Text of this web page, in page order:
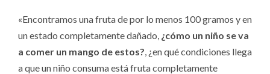
«Encontramos una fruta de por lo menos 100 gramos y en
un estado completamente dañado, ¿cómo un niño se va
a comer un mango de estos? , ¿en qué condiciones llega
a que un niño consuma está fruta completamente